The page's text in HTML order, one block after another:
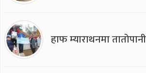
हाफ म्याराथनमा